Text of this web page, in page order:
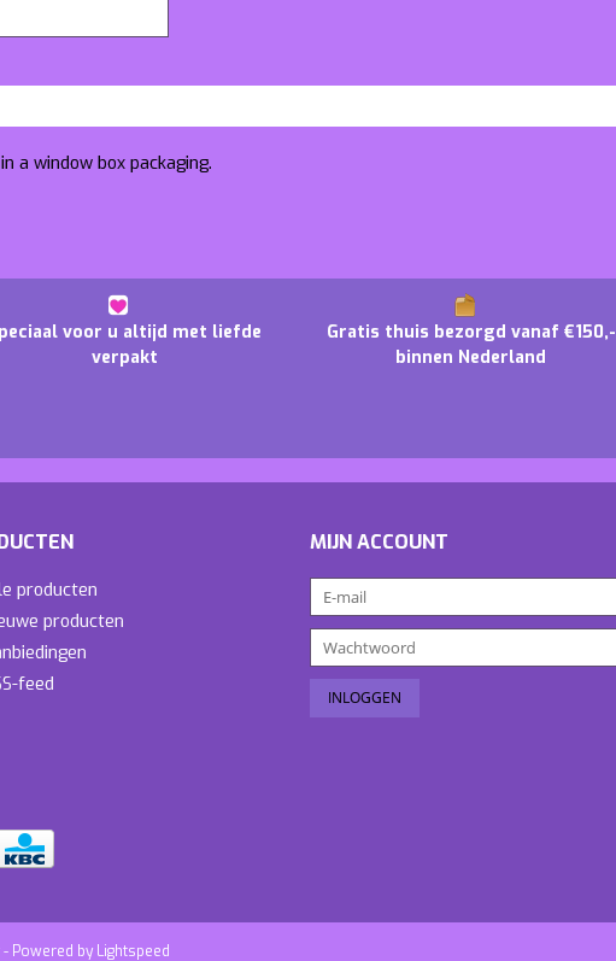
a window box packaging.
voor u altijd met liefde
verpakt
Gratis thuis bezorgd vanaf €150,-
binnen Nederland
producten
producten
feed
MIJN ACCOUNT
- Powered by Lightspeed